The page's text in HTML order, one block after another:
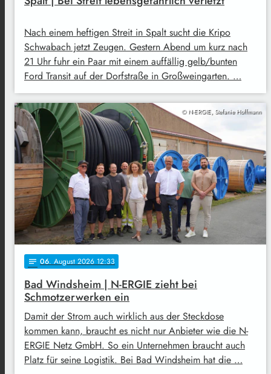
Nach einem heftigen Streit in Spalt sucht die Kripo
Schwabach jetzt Zeugen. Gestern Abend um kurz nach
21 Uhr fuhr ein Paar mit einem auffällig gelb/bunten
Ford Transit auf der Dorfstraße in Großweingarten. …
© N-ERGIE, Stefanie Hoffmann
notes 06. August 2026 12:33
Bad Windsheim | N-ERGIE zieht bei
Schmotzerwerken ein
Damit der Strom auch wirklich aus der Steckdose
kommen kann, braucht es nicht nur Anbieter wie die N-
ERGIE Netz GmbH. So ein Unternehmen braucht auch
Platz für seine Logistik. Bei Bad Windsheim hat die …